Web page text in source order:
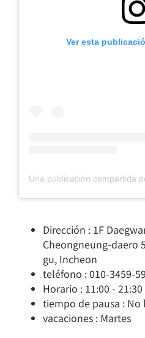
Ver esta
Dirección : 1F
Cheongneung-daero
gu, Incheon
teléfono : 010-3459-
Horario : 11:00 - 21:30
tiempo de pausa :
vacaciones : Martes